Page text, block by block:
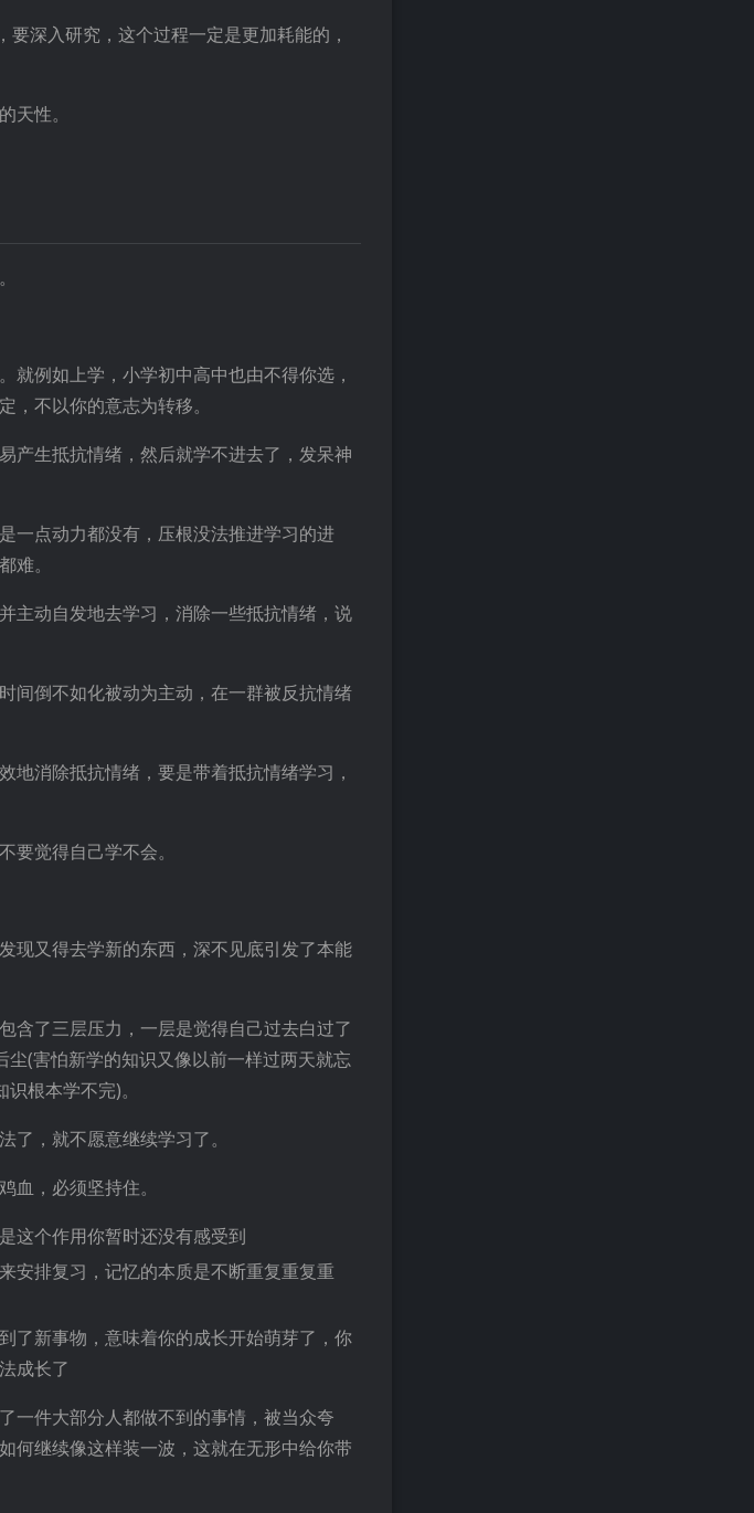
深入研究，这个过程一定是更加耗能的，
天性。
例如上学，小学初中高中也由不得你选，
不以你的意志为转移。
产生抵抗情绪，然后就学不进去了，发呆神
一点动力都没有，压根没法推进学习的进
难。
主动自发地去学习，消除一些抵抗情绪，说
间倒不如化被动为主动，在一群被反抗情绪
消除抵抗情绪，要是带着抵抗情绪学习，
觉得自己学不会。
现又得去学新的东西，深不见底引发了本能
含了三层压力，一层是觉得自己过去白过了
(害怕新学的知识又像以前一样过两天就忘
根本学不完)。
，就不愿意继续学习了。
，必须坚持住。
这个作用你暂时还没有感受到
安排复习，记忆的本质是不断重复重复重
了新事物，意味着你的成长开始萌芽了，你
成长了
一件大部分人都做不到的事情，被当众夸
何继续像这样装一波，这就在无形中给你带